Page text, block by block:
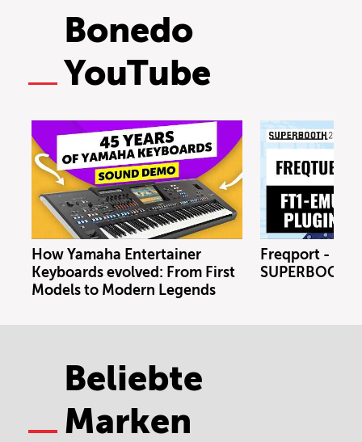
Bonedo
YouTube
How Yamaha Entertainer
Keyboards evolved: From First
Models to Modern Legends
Freqport -
Beliebte
Marken